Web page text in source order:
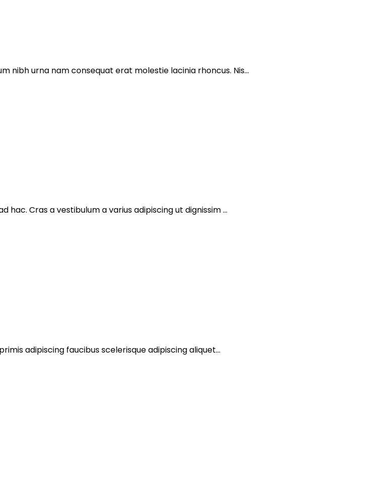
urna nam consequat erat molestie lacinia rhoncus. Nis...
Cras a vestibulum a varius adipiscing ut dignissim ...
adipiscing faucibus scelerisque adipiscing aliquet...